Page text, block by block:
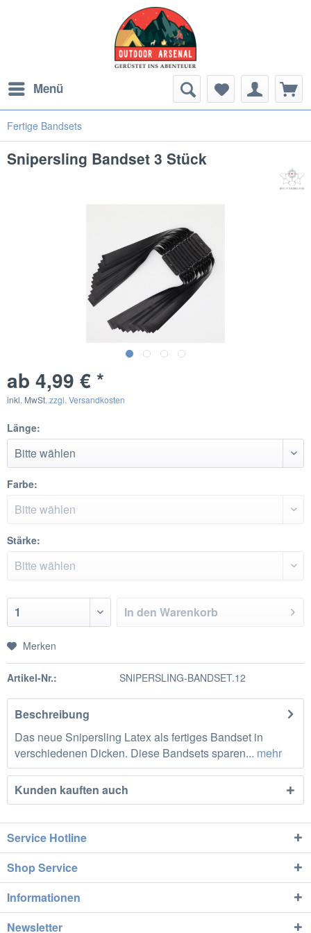
Menü
Fertige Bandsets
Snipersling Bandset 3 Stück
ab 4,99 € *
inkl. MwSt. zzgl. Versandkosten
Länge:
Farbe:
Stärke:
In den Warenkorb
Merken
Artikel-Nr.: SNIPERSLING-BANDSET.12
Beschreibung
Das neue Snipersling Latex als fertiges Bandset in
verschiedenen Dicken. Diese Bandsets sparen... mehr
Kunden kauften auch
Service Hotline
Shop Service
Informationen
Newsletter